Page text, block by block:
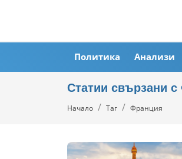
Политика Анализи
Статии свързани
Начало Таг Франция